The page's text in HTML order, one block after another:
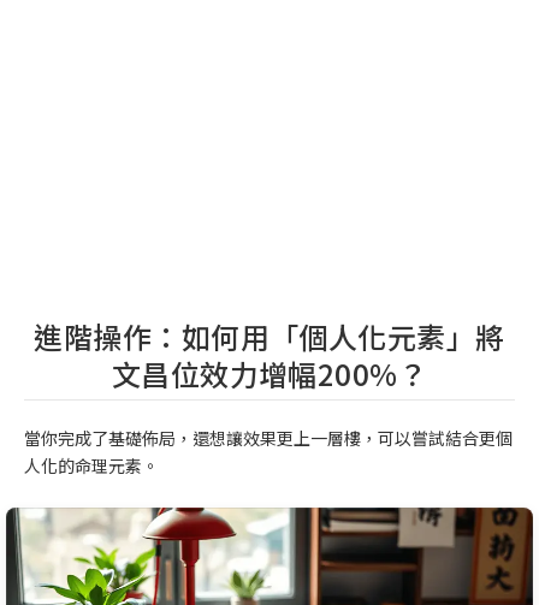
進階操作：如何用「個人化元素」將
文昌位效力增幅200%？
當你完成了基礎佈局，還想讓效果更上一層樓，可以嘗試結合更個
人化的命理元素。